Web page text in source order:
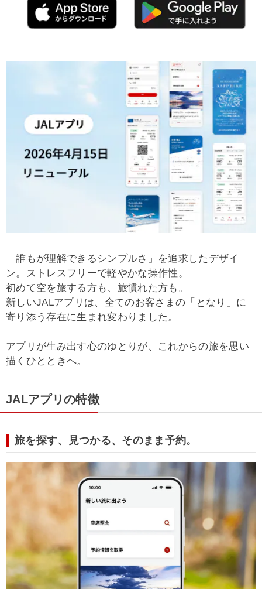
「誰もが理解できるシンプルさ」を追求したデザイ
ン。ストレスフリーで軽やかな操作性。
初めて空を旅する方も、旅慣れた方も。
新しいJALアプリは、全てのお客さまの「となり」に
寄り添う存在に生まれ変わりました。
アプリが生み出す心のゆとりが、これからの旅を思い
描くひとときへ。
JALアプリの特徴
旅を探す、見つかる、そのまま予約。